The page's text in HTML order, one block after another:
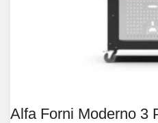
Alfa Forni Moderno 3